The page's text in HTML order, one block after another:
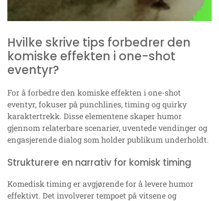
Hvilke skrive tips forbedrer den
komiske effekten i one-shot
eventyr?
For å forbedre den komiske effekten i one-shot
eventyr, fokuser på punchlines, timing og quirky
karaktertrekk. Disse elementene skaper humor
gjennom relaterbare scenarier, uventede vendinger og
engasjerende dialog som holder publikum underholdt.
Strukturere en narrativ for komisk timing
Komedisk timing er avgjørende for å levere humor
effektivt. Det involverer tempoet på vitsene og